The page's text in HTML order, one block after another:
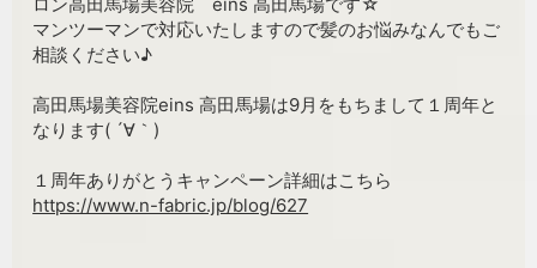
マンツーマンで対応いたしますので髪のお悩みなんでもご
相談ください♪
高田馬場美容院eins 高田馬場は9月をもちまして１周年と
なります( ´∀｀)
１周年ありがとうキャンペーン詳細はこちら
https://www.n-fabric.jp/blog/627